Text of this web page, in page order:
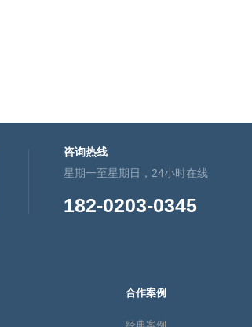
咨询热线
星期一至星期日，24小时在线
182-0203-0345
合作案例